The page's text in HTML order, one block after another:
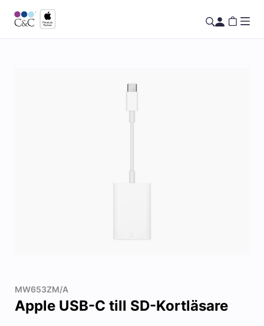
MW653ZM/A
Apple USB-C till SD-Kortläsare